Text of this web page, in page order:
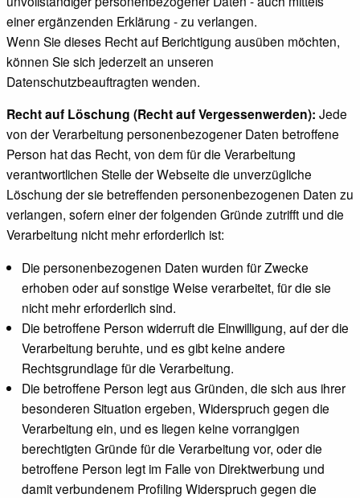
einer ergänzenden Erklärung - zu verlangen.
Wenn Sie dieses Recht auf Berichtigung ausüben möchten,
können Sie sich jederzeit an unseren
Datenschutzbeauftragten wenden.
Recht auf Löschung (Recht auf Vergessenwerden): Jede
von der Verarbeitung personenbezogener Daten betroffene
Person hat das Recht, von dem für die Verarbeitung
verantwortlichen Stelle der Webseite die unverzügliche
Löschung der sie betreffenden personenbezogenen Daten zu
verlangen, sofern einer der folgenden Gründe zutrifft und die
Verarbeitung nicht mehr erforderlich ist:
Die personenbezogenen Daten wurden für Zwecke
erhoben oder auf sonstige Weise verarbeitet, für die sie
nicht mehr erforderlich sind.
Die betroffene Person widerruft die Einwilligung, auf der die
Verarbeitung beruhte, und es gibt keine andere
Rechtsgrundlage für die Verarbeitung.
Die betroffene Person legt aus Gründen, die sich aus ihrer
besonderen Situation ergeben, Widerspruch gegen die
Verarbeitung ein, und es liegen keine vorrangigen
berechtigten Gründe für die Verarbeitung vor, oder die
betroffene Person legt im Falle von Direktwerbung und
damit verbundenem Profiling Widerspruch gegen die